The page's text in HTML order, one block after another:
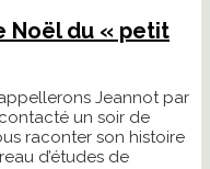
Noël du « petit
Jeannot par
un soir de
raconter son histoire
d’études de